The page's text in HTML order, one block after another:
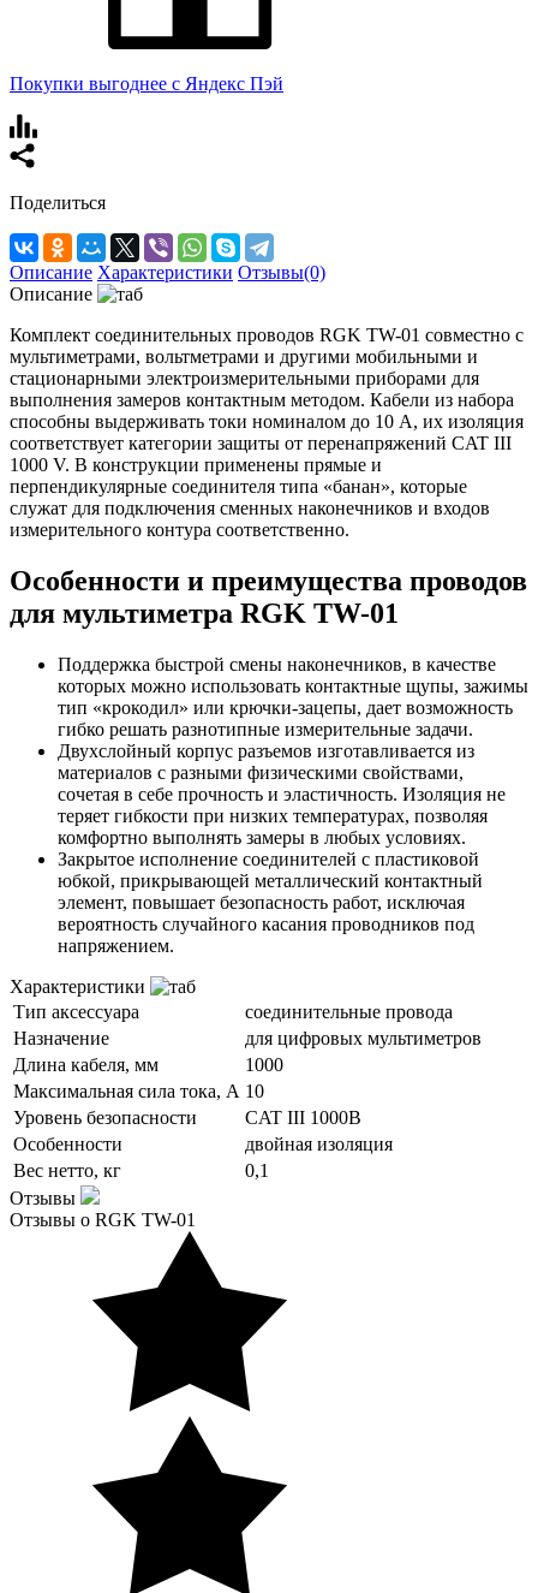
Покупки выгоднее с Яндекс Пэй
Поделиться
Описание Характеристики Отзывы(0)
Описание
Комплект соединительных проводов RGK TW-01 совместно с
мультиметрами, вольтметрами и другими мобильными и
стационарными электроизмерительными приборами для
выполнения замеров контактным методом. Кабели из набора
способны выдерживать токи номиналом до 10 А, их изоляция
соответствует категории защиты от перенапряжений CAT III
1000 V. В конструкции применены прямые и
перпендикулярные соединителя типа «банан», которые
служат для подключения сменных наконечников и входов
измерительного контура соответственно.
Особенности и преимущества проводов
для мультиметра RGK TW-01
Поддержка быстрой смены наконечников, в качестве
которых можно использовать контактные щупы, зажимы
тип «крокодил» или крючки-зацепы, дает возможность
гибко решать разнотипные измерительные задачи.
Двухслойный корпус разъемов изготавливается из
материалов с разными физическими свойствами,
сочетая в себе прочность и эластичность. Изоляция не
теряет гибкости при низких температурах, позволяя
комфортно выполнять замеры в любых условиях.
Закрытое исполнение соединителей с пластиковой
юбкой, прикрывающей металлический контактный
элемент, повышает безопасность работ, исключая
вероятность случайного касания проводников под
напряжением.
Характеристики
Тип аксессуара
соединительные провода
Назначение
для цифровых мультиметров
Длина кабеля, мм
1000
Максимальная сила тока, А 10
Уровень безопасности
CAT III 1000B
Особенности
двойная изоляция
Вес нетто, кг
0,1
Отзывы
Отзывы о RGK TW-01